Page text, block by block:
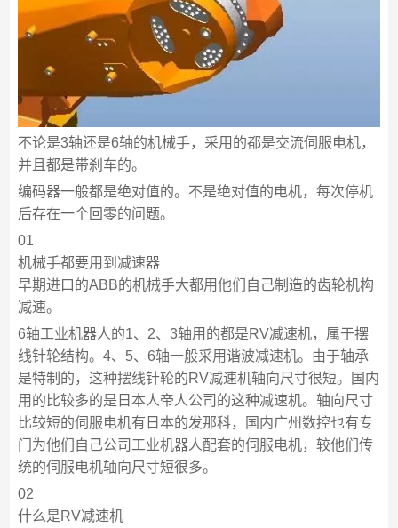
不论是3轴还是6轴的机械手，采用的都是交流伺服电机，
并且都是带刹车的。
编码器一般都是绝对值的。不是绝对值的电机，每次停机
后存在一个回零的问题。
01
机械手都要用到减速器
早期进口的ABB的机械手大都用他们自己制造的齿轮机构
减速。
6轴工业机器人的1、2、3轴用的都是RV减速机，属于摆
线针轮结构。4、5、6轴一般采用谐波减速机。由于轴承
是特制的，这种摆线针轮的RV减速机轴向尺寸很短。国内
用的比较多的是日本人帝人公司的这种减速机。轴向尺寸
比较短的伺服电机有日本的发那科，国内广州数控也有专
门为他们自己公司工业机器人配套的伺服电机，较他们传
统的伺服电机轴向尺寸短很多。
02
什么是RV减速机